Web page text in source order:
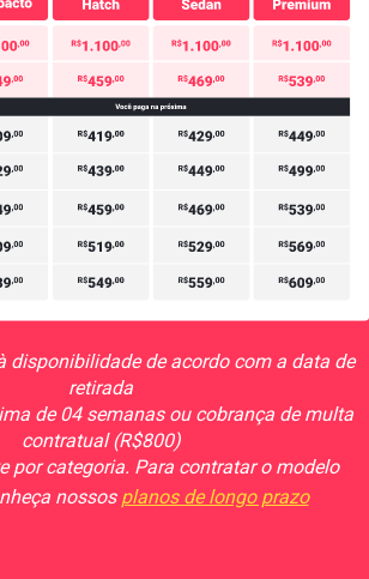
disponibilidade de acordo com a data de
retirada
de 04 semanas ou cobrança de multa
contratual (R$800)
por categoria. Para contratar o modelo
nossos planos de longo prazo